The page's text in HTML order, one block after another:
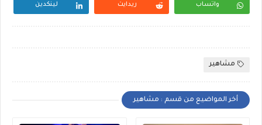
واتساب ريدايت لينكدين
مشاهير
أخر المواضيع من قسم : مشاهير